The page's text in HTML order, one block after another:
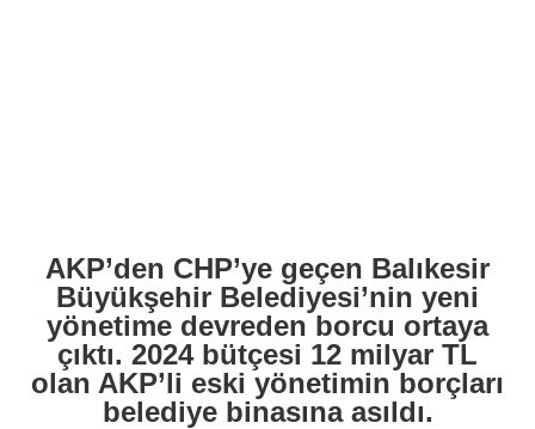
AKP’den CHP’ye geçen Balıkesir
Büyükşehir Belediyesi’nin yeni
yönetime devreden borcu ortaya
çıktı. 2024 bütçesi 12 milyar TL
olan AKP’li eski yönetimin borçları
belediye binasına asıldı.